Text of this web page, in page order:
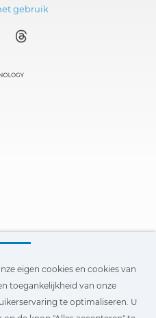
gebruik
eigen cookies en cookies van
toegankelijkheid van onze
te optimaliseren. U